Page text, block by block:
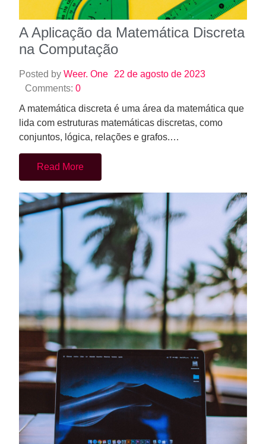
A Aplicação da Matemática Discreta
na Computação
Posted by Weer. One
22 de agosto de 2023
Comments: 0
A matemática discreta é uma área da matemática que
lida com estruturas matemáticas discretas, como
conjuntos, lógica, relações e grafos.…
Read More